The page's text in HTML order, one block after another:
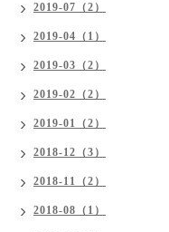
2019-07（2）
2019-04（1）
2019-03（2）
2019-02（2）
2019-01（2）
2018-12（3）
2018-11（2）
2018-08（1）